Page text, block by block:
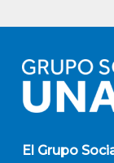
El Grupo